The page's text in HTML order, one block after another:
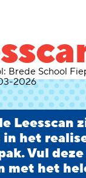
Brede School
2026
Leesscan
het
Vul deze
met het